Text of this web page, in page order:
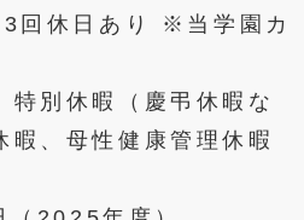
回休日あり ※当学園カ
特別休暇（慶弔休暇な
暇、母性健康管理休暇